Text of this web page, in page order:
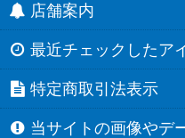
店舗案内
最近チェックしたア
特定商取引法表示
当サイトの画像やデ